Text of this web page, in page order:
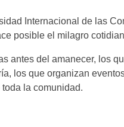
Internacional de las
posible el milagro
antes del amanecer, los
los que organizan
la comunidad.